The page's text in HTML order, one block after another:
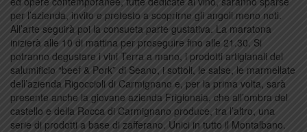
per l’azienda, invito e pretesto a scoprirne gli angoli meno noti.
All’arte seguirà poi la consueta parte gustativa. La maratona
inizierà alle 10 di mattina per proseguire fino alle 21.30. Si
potranno degustare i vini Terra a mano, i prodotti artigianali del
salumificio “beef & Pork” di Seano, i sottoli, le salse, le marmellate
dell’azienda Rigoccioli di Carmignano e, per la prima volta, sarà
presente anche la giovane azienda Frigionaia, che all’ombra del
castello e della Rocca di Carmignano produce, tra l’altro, una
serie di prodotti a base di zafferano. Unici in tutto il Montalbano.